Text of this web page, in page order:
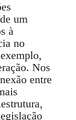
um
à
no
Nos
entre